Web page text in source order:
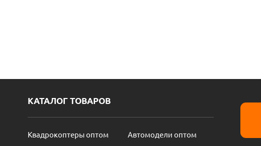
КАТАЛОГ ТОВАРОВ
Квадрокоптеры оптом
Автомодели оптом